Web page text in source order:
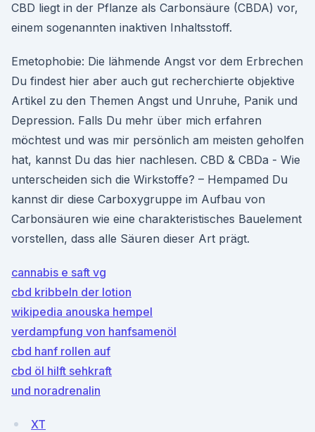
CBD liegt in der Pflanze als Carbonsäure (CBDA) vor,
einem sogenannten inaktiven Inhaltsstoff.
Emetophobie: Die lähmende Angst vor dem Erbrechen
Du findest hier aber auch gut recherchierte objektive
Artikel zu den Themen Angst und Unruhe, Panik und
Depression. Falls Du mehr über mich erfahren
möchtest und was mir persönlich am meisten geholfen
hat, kannst Du das hier nachlesen. CBD & CBDa - Wie
unterscheiden sich die Wirkstoffe? – Hempamed Du
kannst dir diese Carboxygruppe im Aufbau von
Carbonsäuren wie eine charakteristisches Bauelement
vorstellen, dass alle Säuren dieser Art prägt.
cannabis e saft vg
cbd kribbeln der lotion
wikipedia anouska hempel
verdampfung von hanfsamenöl
cbd hanf rollen auf
cbd öl hilft sehkraft
und noradrenalin
XT